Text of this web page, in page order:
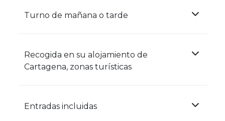
Turno de mañana o tarde
Recogida en su alojamiento de
Cartagena, zonas turísticas
Entradas incluidas